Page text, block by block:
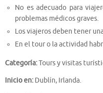
No es adecuado para
problemas médicos graves.
Los viajeros deben tener
En el tour o la actividad
Categoría:Tours y visitas
Inicio en: Dublín, Irlanda.